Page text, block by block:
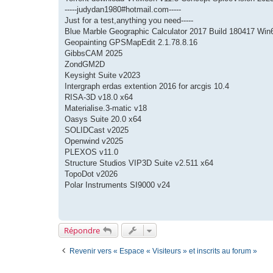
a
g
-----judydan1980#hotmail.com-----
Just for a test,anything you need-----
Blue Marble Geographic Calculator 2017 Build 180417
Geopainting GPSMapEdit 2.1.78.8.16
GibbsCAM 2025
ZondGM2D
Keysight Suite v2023
Intergraph erdas extention 2016 for arcgis 10.4
RISA-3D v18.0 x64
Materialise.3-matic v18
Oasys Suite 20.0 x64
SOLIDCast v2025
Openwind v2025
PLEXOS v11.0
Structure Studios VIP3D Suite v2.511 x64
TopoDot v2026
Polar Instruments SI9000 v24
Répondre
Revenir vers « Espace « Visiteurs » et inscrits au forum »